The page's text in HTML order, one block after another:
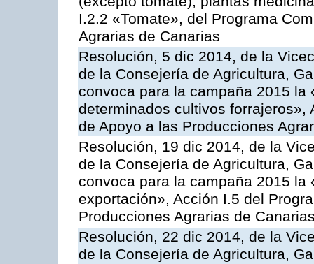
I.2.2 «Tomate», del Programa
Agrarias de Canarias
Resolución, 5 dic 2014, de la
de la Consejería de Agricultura,
convoca para la campaña 2015 la
determinados cultivos forrajeros»,
de Apoyo a las Producciones
Resolución, 19 dic 2014, de la
de la Consejería de Agricultura,
convoca para la campaña 2015
exportación», Acción I.5 del
Producciones Agrarias de
Resolución, 22 dic 2014, de la
de la Consejería de Agricultura,